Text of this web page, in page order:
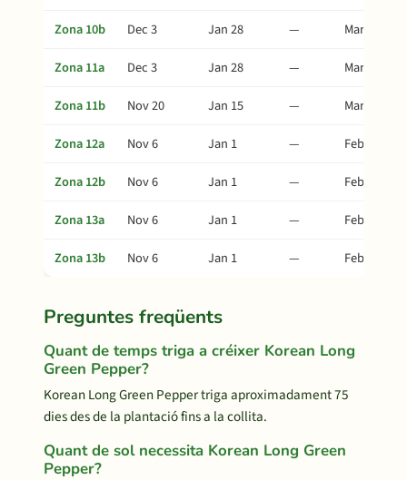
Zona 10b
Dec 3 Jan 28 —
Mar 14
Zona 11a
Dec 3 Jan 28 —
Mar 14
Zona 11b
Nov 20 Jan 15 —
Mar 1
Zona 12a
Nov 6 Jan 1 —
Feb 15
Zona 12b
Nov 6 Jan 1 —
Feb 15
Zona 13a
Nov 6 Jan 1 —
Feb 15
Zona 13b
Nov 6 Jan 1 — Feb 15
Preguntes freqüents
Quant de temps triga a créixer Korean Long
Green Pepper?
Korean Long Green Pepper triga aproximadament 75
dies des de la plantació fins a la collita.
Quant de sol necessita Korean Long Green
Pepper?